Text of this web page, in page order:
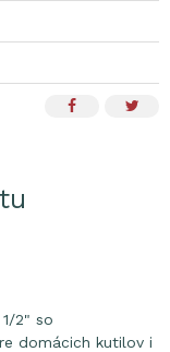
2" so
domácich kutilov i